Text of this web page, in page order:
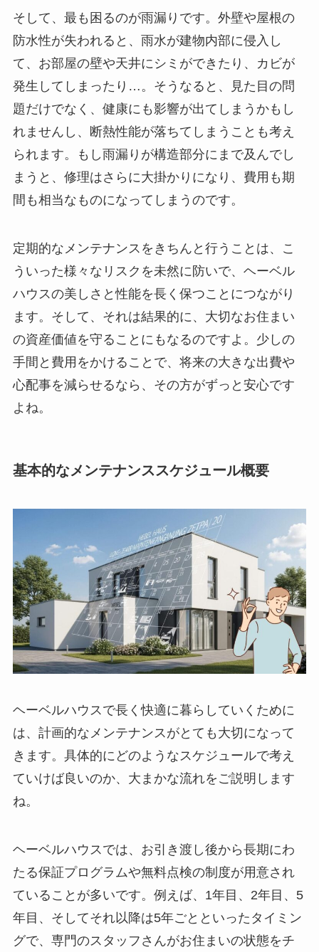
そして、最も困るのが雨漏りです。外壁や屋根の
防水性が失われると、雨水が建物内部に侵入し
て、お部屋の壁や天井にシミができたり、カビが
発生してしまったり…。そうなると、見た目の問
題だけでなく、健康にも影響が出てしまうかもし
れませんし、断熱性能が落ちてしまうことも考え
られます。もし雨漏りが構造部分にまで及んでし
まうと、修理はさらに大掛かりになり、費用も期
間も相当なものになってしまうのです。
定期的なメンテナンスをきちんと行うことは、こ
ういった様々なリスクを未然に防いで、ヘーベル
ハウスの美しさと性能を長く保つことにつながり
ます。そして、それは結果的に、大切なお住まい
の資産価値を守ることにもなるのですよ。少しの
手間と費用をかけることで、将来の大きな出費や
心配事を減らせるなら、その方がずっと安心です
よね。
基本的なメンテナンススケジュール概要
ヘーベルハウスで長く快適に暮らしていくために
は、計画的なメンテナンスがとても大切になって
きます。具体的にどのようなスケジュールで考え
ていけば良いのか、大まかな流れをご説明します
ね。
ヘーベルハウスでは、お引き渡し後から長期にわ
たる保証プログラムや無料点検の制度が用意され
ていることが多いです。例えば、1年目、2年目、5
年目、そしてそれ以降は5年ごとといったタイミン
グで、専門のスタッフさんがお住まいの状態をチ